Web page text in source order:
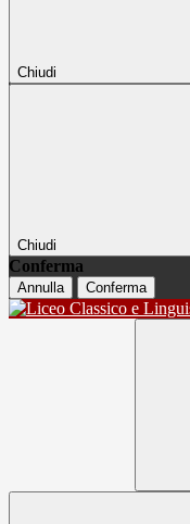
Chiudi
Chiudi
Conferma
Annulla Conferma